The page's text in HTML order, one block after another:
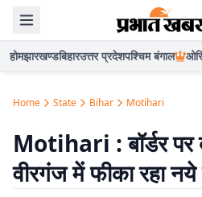
होमझारखण्डबिहारउत्तर प्रदेशपश्चिम बंगाल
Home State Bihar Motihari
Motihari : बॉर्डर पर
वीरगंज में फीका रहा